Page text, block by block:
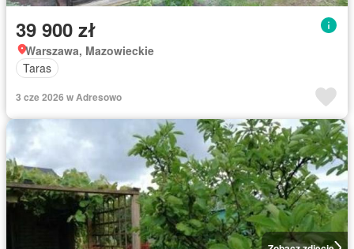
39 900 zł
Warszawa, Mazowieckie
Taras
3 cze 2026 w Adresowo